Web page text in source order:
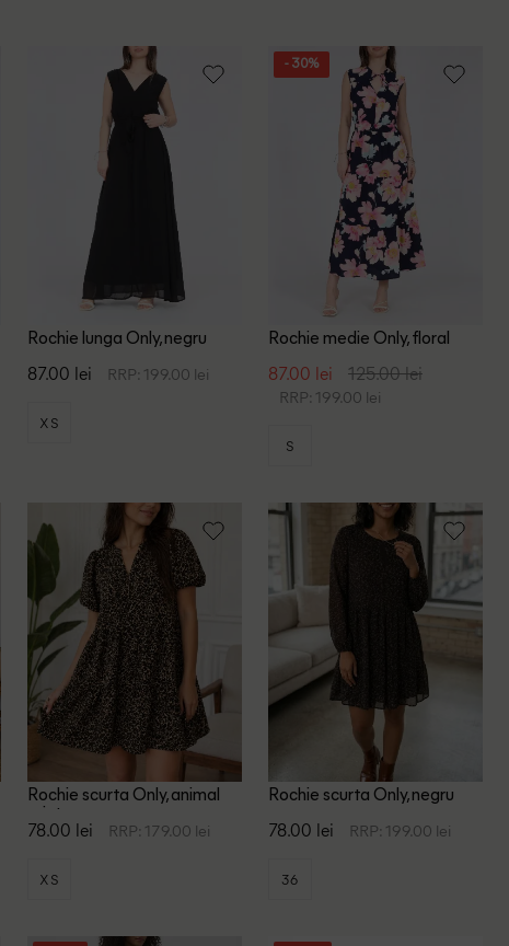
Rochie lunga Only, negru
87.00 lei RRP: 199.00 lei
XS
- 30%
Rochie medie Only, floral
87.00 lei 125.00 lei
RRP: 199.00 lei
S
Rochie scurta Only, animal
print
78.00 lei RRP: 179.00 lei
XS
Rochie scurta Only, negru
78.00 lei RRP: 199.00 lei
36